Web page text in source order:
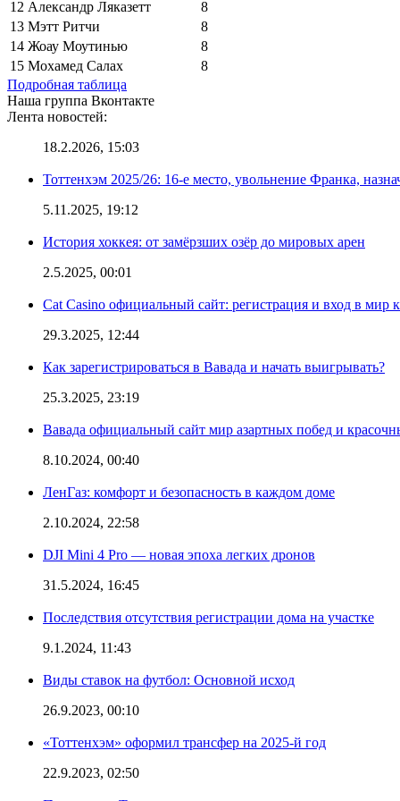
12 Александр Ляказетт
8
13 Мэтт Ритчи
8
14 Жоау Моутинью
8
15 Мохамед Салах
8
Подробная таблица
Наша группа Вконтакте
Лента новостей:
18.2.2026, 15:03
Тоттенхэм 2025/26: 16-е место, увольнение Франка,
5.11.2025, 19:12
История хоккея: от замёрзших озёр до мировых арен
2.5.2025, 00:01
Cat Casino официальный сайт: регистрация и вход в мир
29.3.2025, 12:44
Как зарегистрироваться в Вавада и начать выигрывать?
25.3.2025, 23:19
Вавада официальный сайт мир азартных побед и
8.10.2024, 00:40
ЛенГаз: комфорт и безопасность в каждом доме
2.10.2024, 22:58
DJI Mini 4 Pro — новая эпоха легких дронов
31.5.2024, 16:45
Последствия отсутствия регистрации дома на участке
9.1.2024, 11:43
Виды ставок на футбол: Основной исход
26.9.2023, 00:10
«Тоттенхэм» оформил трансфер на 2025-й год
22.9.2023, 02:50